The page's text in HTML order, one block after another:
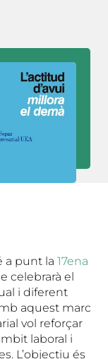
a punt la17ena
celebrarà el
i diferent
aquest marc
vol reforçar
laboral i
L’objectiu és